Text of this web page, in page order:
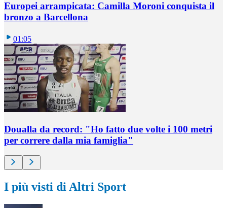
Europei arrampicata: Camilla Moroni conquista il
bronzo a Barcellona
01:05
Doualla da record: "Ho fatto due volte i 100 metri
per correre dalla mia famiglia"
I più visti di Altri Sport